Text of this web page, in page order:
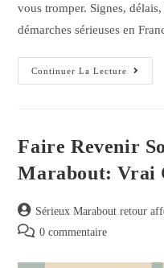
vous tromper. Signes,
démarches sérieuses en
Continuer La Lecture
Faire Revenir
Marabout: Vrai
Sérieux Marabout retour
0 commentaire